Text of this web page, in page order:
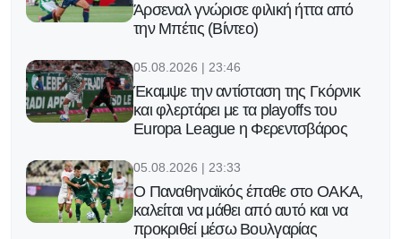
Άρσεναλ γνώρισε φιλική ήττα από
την Μπέτις (Βίντεο)
05.08.2026 | 23:46
Έκαμψε την αντίσταση της Γκόρνικ
και φλερτάρει με τα playoffs του
Europa League η Φερεντσβάρος
05.08.2026 | 23:33
Ο Παναθηναϊκός έπαθε στο ΟΑΚΑ,
καλείται να μάθει από αυτό και να
προκριθεί μέσω Βουλγαρίας